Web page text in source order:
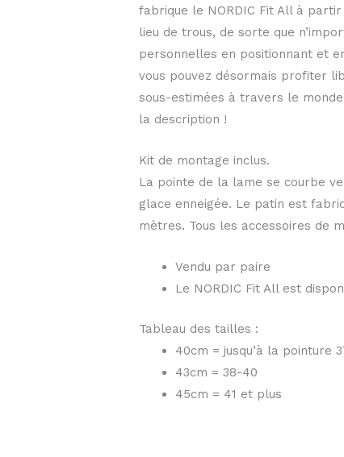
fabrique le NORDIC Fit All à
lieu de trous, de sorte que
personnelles en positionnant et
vous pouvez désormais profiter
sous-estimées à travers le
la description !
Kit de montage inclus.
La pointe de la lame se courbe
glace enneigée. Le patin est
mètres. Tous les accessoires de
Vendu par paire
Le NORDIC Fit All est
Tableau des tailles :
40cm = jusqu’à la pointure
43cm = 38-40
45cm = 41 et plus